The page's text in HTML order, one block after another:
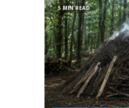
5 MIN READ